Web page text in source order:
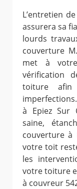
L’entretien
assurera sa
lourds
couverture
met à
vérification
toiture afin
à Epiez Sur
saine,
couverture à
votre toit
les
votre toiture
à couvreur